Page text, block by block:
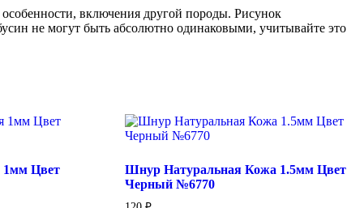
включения другой породы. Рисунок
не могут быть абсолютно одинаковыми, учитывайте это
Цвет
Шнур Натуральная Кожа 1.5мм Цвет
Черный №6770